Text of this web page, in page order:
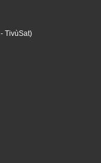
- TivùSat)